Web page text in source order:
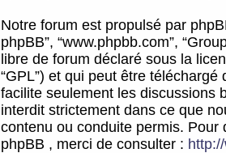
Notre forum est propulsé par
phpBB”, “www.phpbb.com”,
libre de forum déclaré sous la
“GPL”) et qui peut être téléchargé
facilite seulement les discussions
interdit strictement dans ce que
contenu ou conduite permis.
phpBB , merci de consulter :